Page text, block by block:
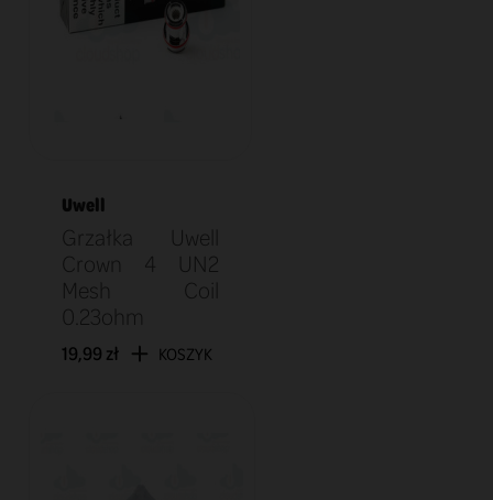
Uwell
Grzałka Uwell
Crown 4 UN2
Mesh Coil
0.23ohm
19,99 zł KOSZYK